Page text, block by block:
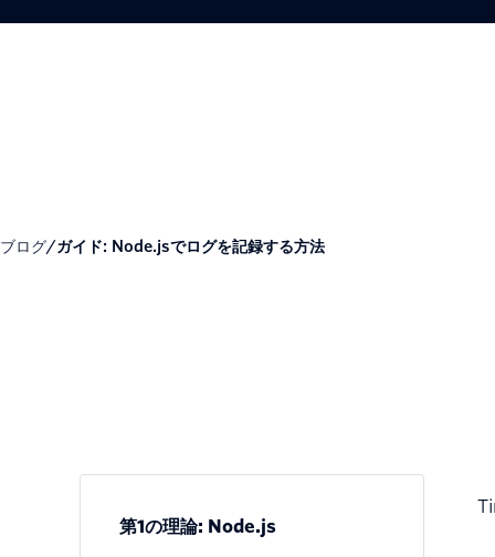
ブログ/ ガイド: Node.jsでログを記録する方法
第1の理論: Node.js